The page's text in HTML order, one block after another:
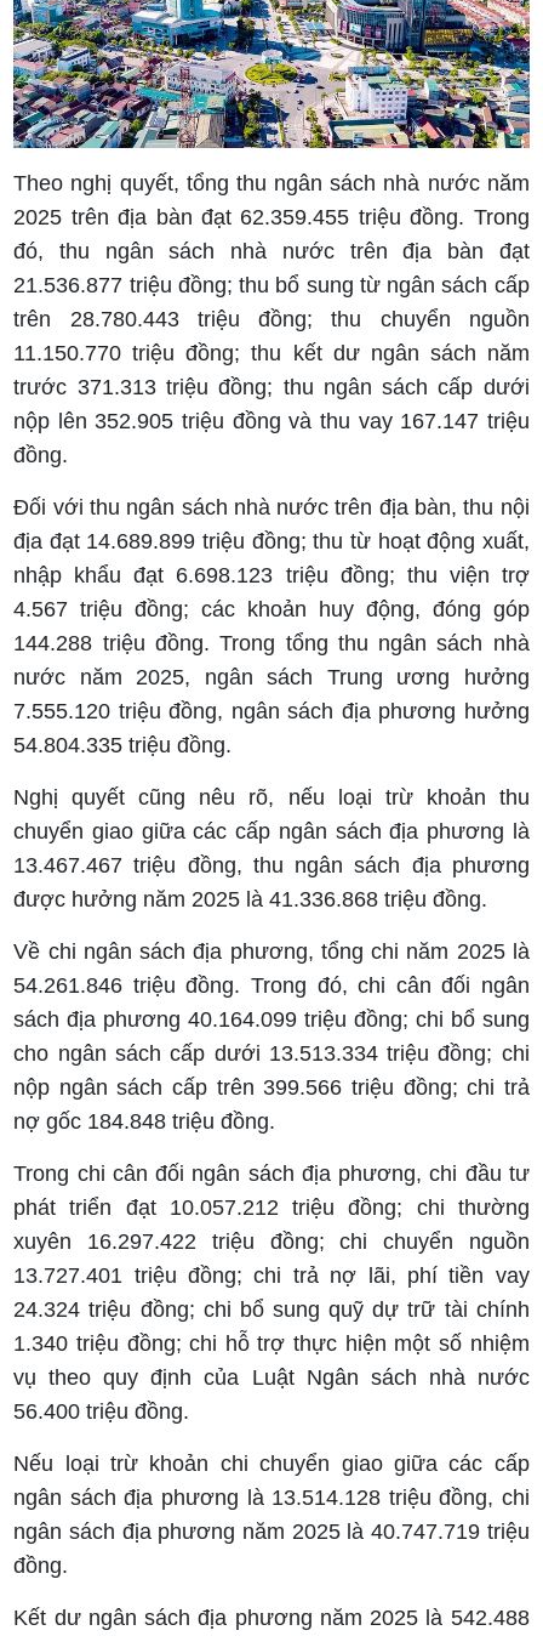
Theo nghị quyết, tổng thu ngân sách nhà nước năm
2025 trên địa bàn đạt 62.359.455 triệu đồng. Trong
đó, thu ngân sách nhà nước trên địa bàn đạt
21.536.877 triệu đồng; thu bổ sung từ ngân sách cấp
trên 28.780.443 triệu đồng; thu chuyển nguồn
11.150.770 triệu đồng; thu kết dư ngân sách năm
trước 371.313 triệu đồng; thu ngân sách cấp dưới
nộp lên 352.905 triệu đồng và thu vay 167.147 triệu
đồng.
Đối với thu ngân sách nhà nước trên địa bàn, thu nội
địa đạt 14.689.899 triệu đồng; thu từ hoạt động xuất,
nhập khẩu đạt 6.698.123 triệu đồng; thu viện trợ
4.567 triệu đồng; các khoản huy động, đóng góp
144.288 triệu đồng. Trong tổng thu ngân sách nhà
nước năm 2025, ngân sách Trung ương hưởng
7.555.120 triệu đồng, ngân sách địa phương hưởng
54.804.335 triệu đồng.
Nghị quyết cũng nêu rõ, nếu loại trừ khoản thu
chuyển giao giữa các cấp ngân sách địa phương là
13.467.467 triệu đồng, thu ngân sách địa phương
được hưởng năm 2025 là 41.336.868 triệu đồng.
Về chi ngân sách địa phương, tổng chi năm 2025 là
54.261.846 triệu đồng. Trong đó, chi cân đối ngân
sách địa phương 40.164.099 triệu đồng; chi bổ sung
cho ngân sách cấp dưới 13.513.334 triệu đồng; chi
nộp ngân sách cấp trên 399.566 triệu đồng; chi trả
nợ gốc 184.848 triệu đồng.
Trong chi cân đối ngân sách địa phương, chi đầu tư
phát triển đạt 10.057.212 triệu đồng; chi thường
xuyên 16.297.422 triệu đồng; chi chuyển nguồn
13.727.401 triệu đồng; chi trả nợ lãi, phí tiền vay
24.324 triệu đồng; chi bổ sung quỹ dự trữ tài chính
1.340 triệu đồng; chi hỗ trợ thực hiện một số nhiệm
vụ theo quy định của Luật Ngân sách nhà nước
56.400 triệu đồng.
Nếu loại trừ khoản chi chuyển giao giữa các cấp
ngân sách địa phương là 13.514.128 triệu đồng, chi
ngân sách địa phương năm 2025 là 40.747.719 triệu
đồng.
Kết dư ngân sách địa phương năm 2025 là 542.488